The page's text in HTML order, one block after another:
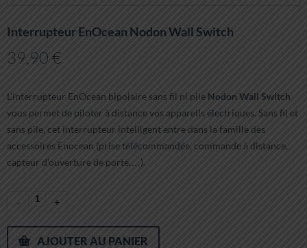
Interrupteur EnOcean Nodon Wall Switch
39,90 €
L’interrupteur EnOcean bipolaire sans fil ni pile Nodon Wall Switch
vous permet de piloter à distance vos appareils électriques. Sans fil et
sans pile, cet interrupteur intelligent entre dans la famille des
accessoires Enocean (prise télécommandée, commande à distance,
capteur d’ouverture de porte,…).
AJOUTER AU PANIER